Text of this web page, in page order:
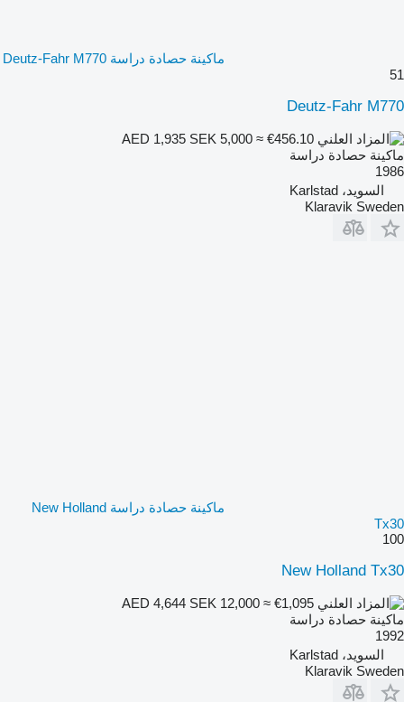
ماكينة حصادة دراسة Deutz-Fahr M770
51
Deutz-Fahr M770
SEK 5,000 ≈ €456.10
ماكينة حصادة دراسة
1986
السويد، Karlstad
Klaravik Sweden
ماكينة حصادة دراسة New Holland
Tx30
100
New Holland Tx30
SEK 12,000 ≈ €1,095
ماكينة حصادة دراسة
1992
السويد، Karlstad
Klaravik Sweden